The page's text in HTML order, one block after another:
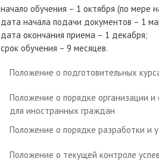
начало обучения – 1 октября (по мере
дата начала подачи документов – 1
дата окончания приема – 1 декабря;
срок обучения – 9 месяцев.
Положение о подготовительных
Положение о порядке организации
для иностранных граждан
Положение о порядке разработки
Положение о текущей контроле